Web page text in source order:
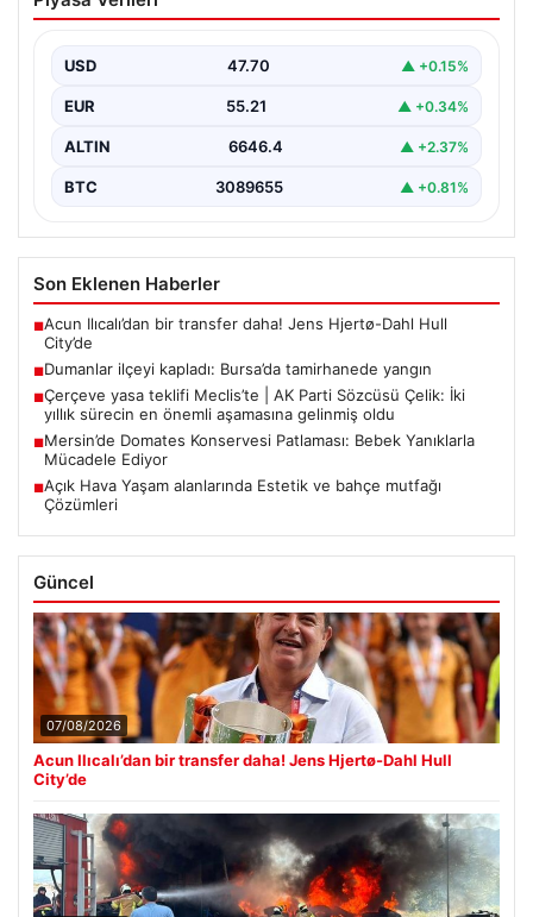
tamirhanede yangın
USD 47.70 ▲ +0.15%
EUR 55.21 ▲ +0.34%
ALTIN 6646.4 ▲ +2.37%
BTC 3089655 ▲ +0.81%
Son Eklenen Haberler
■Acun Ilıcalı’dan bir transfer daha! Jens Hjertø-Dahl Hull
City’de
■Dumanlar ilçeyi kapladı: Bursa’da tamirhanede yangın
■Çerçeve yasa teklifi Meclis’te | AK Parti Sözcüsü Çelik: İki
yıllık sürecin en önemli aşamasına gelinmiş oldu
■Mersin’de Domates Konservesi Patlaması: Bebek Yanıklarla
Mücadele Ediyor
■Açık Hava Yaşam alanlarında Estetik ve bahçe mutfağı
Çözümleri
Güncel
07/08/2026
Acun Ilıcalı’dan bir transfer daha! Jens Hjertø-Dahl Hull
City’de